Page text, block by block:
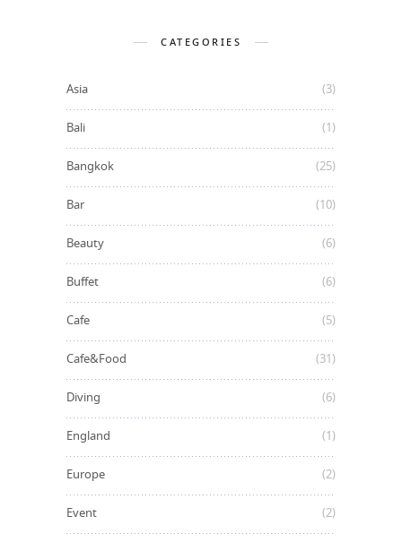
CATEGORIES
Asia (3)
Bali (1)
Bangkok (25)
Bar (10)
Beauty (6)
Buffet (6)
Cafe (5)
Cafe&Food (31)
Diving (6)
England (1)
Europe (2)
Event (2)